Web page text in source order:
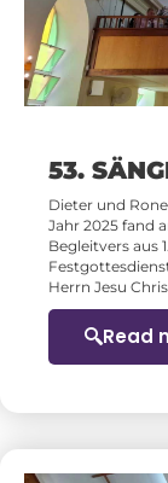
53.
Dieter und
Jahr 2025 fand
Begleitvers aus
Herrn Jesu
Read